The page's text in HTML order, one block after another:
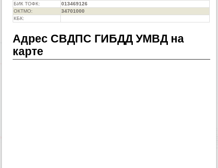
БИК ТОФК:
013469126
ОКТМО:
34701000
КБК:
Адрес СВДПС ГИБДД УМВД на
карте